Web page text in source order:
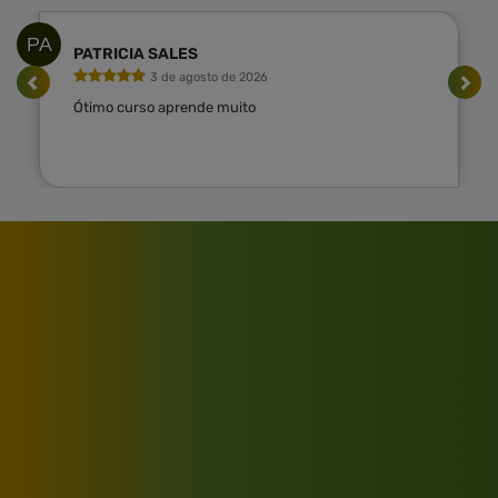
PA PATRICIA SALES
3 de agosto de 2026
Ótimo curso aprende muito